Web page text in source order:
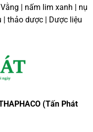
| nấm lim xanh | nụ
thảo dược | Dược liệu
(Tấn Phát